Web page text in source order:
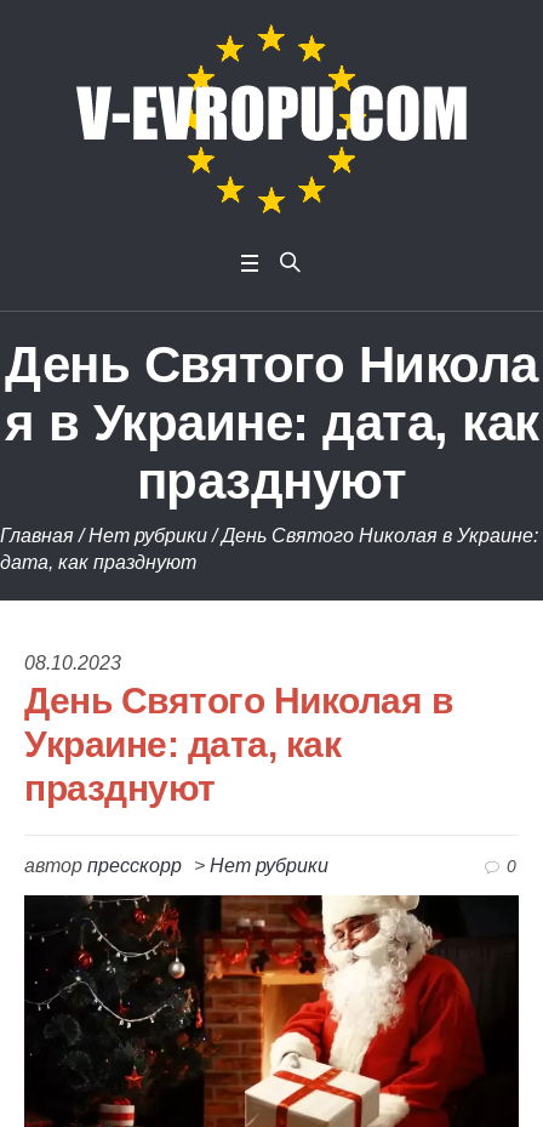
День Святого Никола
я в Украине: дата, как
празднуют
Главная /Нет рубрики /День Святого Николая в Украине:
дата, как празднуют
08.10.2023
День Святого Николая в
Украине: дата, как
празднуют
автор пресскорр > Нет рубрики 0